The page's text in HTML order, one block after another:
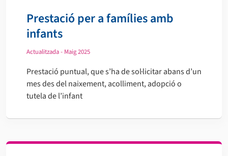
Prestació per a famílies amb
infants
Actualitzada - Maig 2025
Prestació puntual, que s’ha de sol·licitar abans d’un
mes des del naixement, acolliment, adopció o
tutela de l’infant